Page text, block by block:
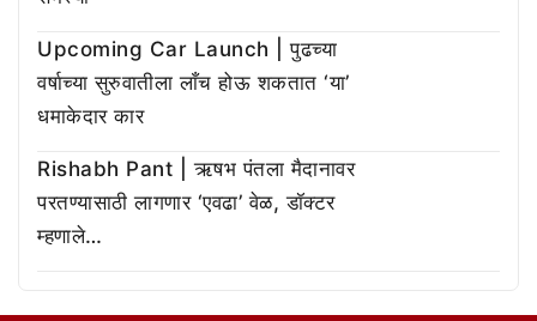
Upcoming Car Launch | पुढच्या
वर्षाच्या सुरुवातीला लाँच होऊ शकतात ‘या’
धमाकेदार कार
Rishabh Pant | ऋषभ पंतला मैदानावर
परतण्यासाठी लागणार ‘एवढा’ वेळ, डॉक्टर
म्हणाले…